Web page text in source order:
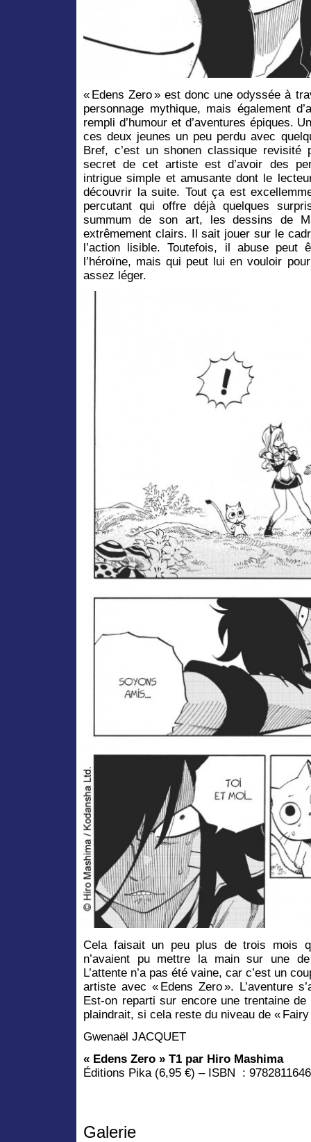
« Edens Zero » est donc une odyssée à
personnage mythique, mais également
rempli d’humour et d’aventures épiques.
ces deux jeunes un peu perdu avec
Bref, c’est un shonen classique
secret de cet artiste est d’avoir des
intrigue simple et amusante dont le lecteur
découvrir la suite. Tout ça est
percutant qui offre déjà quelques
summum de son art, les dessins de
extrêmement clairs. Il sait jouer sur le
l’action lisible. Toutefois, il abuse peut
l’héroïne, mais qui peut lui en vouloir
assez léger.
Cela faisait un peu plus de trois mois
n’avaient pu mettre la main sur une
L’attente n’a pas été vaine, car c’est un
artiste avec « Edens Zero ». L’aventure
Est-on reparti sur encore une trentaine
plaindrait, si cela reste du niveau de « Fairy
Gwenaël JACQUET
« Edens Zero » T1 par Hiro Mashima
Éditions Pika (6,95 €) – ISBN :
Galerie